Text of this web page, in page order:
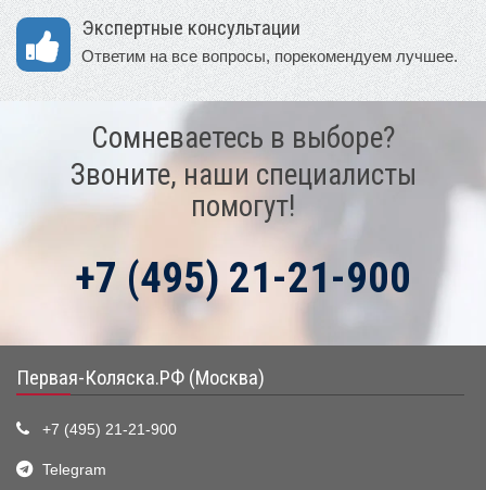
Экспертные консультации
Ответим на все вопросы, порекомендуем лучшее.
Сомневаетесь в выборе?
Звоните, наши специалисты
помогут!
+7 (495) 21-21-900
Первая-Коляска.РФ (Москва)
+7 (495) 21-21-900
Telegram